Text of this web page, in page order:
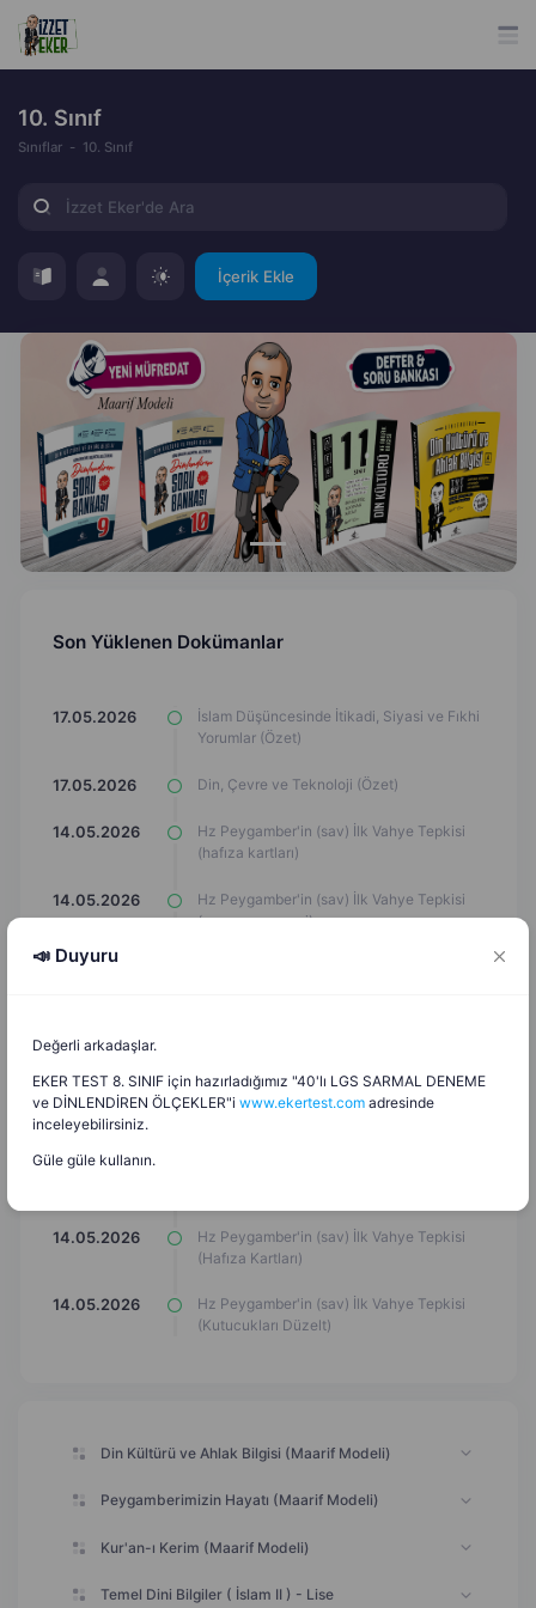
10. Sınıf
Sınıflar 10. Sınıf
İçerik Ekle
Son Yüklenen Dokümanlar
17.05.2026
İslam Düşüncesinde İtikadi, Siyasi ve Fıkhi
Yorumlar (Özet)
17.05.2026 Din, Çevre ve Teknoloji (Özet)
14.05.2026
Hz Peygamber'in (sav) İlk Vahye Tepkisi
(hafıza kartları)
14.05.2026
Hz Peygamber'in (sav) İlk Vahye Tepkisi
(yazı çeçrçevesi)
14.05.2026
14.05.2026
Hz Peygamber'in (sav) İlk Vahye Tepkisi
14.05.2026
14.05.2026
Hz Peygamber'in (sav) İlk Vahye Tepkisi
(Hafıza Kartları)
14.05.2026
Hz Peygamber'in (sav) İlk Vahye Tepkisi
(Kutucukları Düzelt)
Din Kültürü ve Ahlak Bilgisi (Maarif Modeli)
Peygamberimizin Hayatı (Maarif Modeli)
Kur'an-ı Kerim (Maarif Modeli)
Temel Dini Bilgiler ( İslam II ) - Lise
📣 Duyuru
Değerli arkadaşlar.
EKER TEST 8. SINIF için hazırladığımız "40'lı LGS SARMAL DENEME
ve DİNLENDİREN ÖLÇEKLER"i www.ekertest.com adresinde
inceleyebilirsiniz.
Güle güle kullanın.